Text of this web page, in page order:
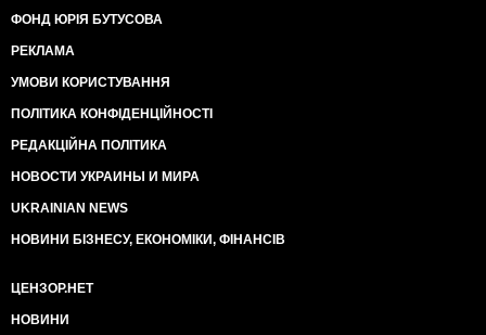
ФОНД ЮРІЯ БУТУСОВА
РЕКЛАМА
УМОВИ КОРИСТУВАННЯ
ПОЛІТИКА КОНФІДЕНЦІЙНОСТІ
РЕДАКЦІЙНА ПОЛІТИКА
НОВОСТИ УКРАИНЫ И МИРА
UKRAINIAN NEWS
НОВИНИ БІЗНЕСУ, ЕКОНОМІКИ, ФІНАНСІВ
ЦЕНЗОР.НЕТ
НОВИНИ